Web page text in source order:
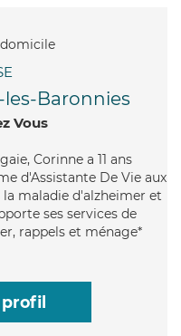
les-Baronnies
Vous
Corinne a 11 ans
d'Assistante De Vie aux
maladie d'alzheimer et
ses services de
rappels et ménage*